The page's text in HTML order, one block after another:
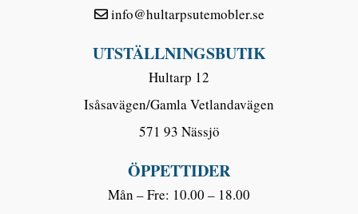
info@hultarpsutemobler.se
UTSTÄLLNINGSBUTIK
Hultarp 12
Isåsavägen/Gamla Vetlandavägen
571 93 Nässjö
ÖPPETTIDER
Mån – Fre: 10.00 – 18.00